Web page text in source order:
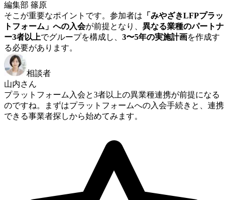
編集部 篠原
そこが重要なポイントです。参加者は 「みやざきLFPプラッ
トフォーム」への入会が前提となり、 異なる業種のパートナ
ー3者以上でグループを構成し、 3〜5年の実施計画を作成す
る必要があります。
相談者
山内さん
プラットフォーム入会と3者以上の異業種連携が前提になる
のですね。まずはプラットフォームへの入会手続きと、連携
できる事業者探しから始めてみます。